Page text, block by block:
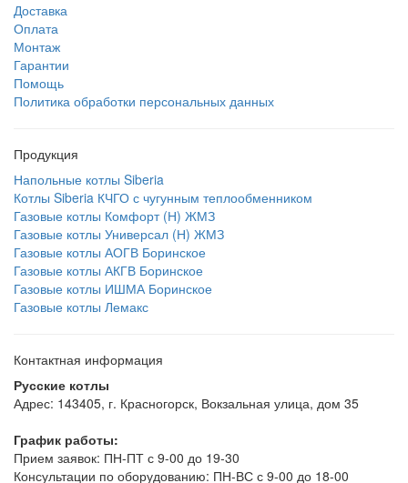
Доставка
Оплата
Монтаж
Гарантии
Помощь
Политика обработки персональных данных
Продукция
Напольные котлы Siberia
Котлы Siberia КЧГО с чугунным теплообменником
Газовые котлы Комфорт (Н) ЖМЗ
Газовые котлы Универсал (Н) ЖМЗ
Газовые котлы АОГВ Боринское
Газовые котлы АКГВ Боринское
Газовые котлы ИШМА Боринское
Газовые котлы Лемакс
Контактная информация
Русские котлы
Адрес: 143405, г. Красногорск, Вокзальная улица, дом 35
График работы:
Прием заявок: ПН-ПТ с 9-00 до 19-30
Консультации по оборудованию: ПН-ВС с 9-00 до 18-00